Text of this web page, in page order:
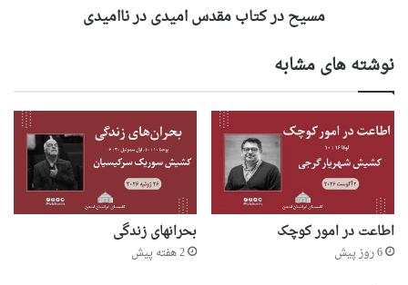
مسیح در کتاب مقدس امیدی در ناامیدی
نوشته های مشابه
اطاعت در امور کوچک
6 روز پیش
بحرانهای زندگی
2 هفته پیش